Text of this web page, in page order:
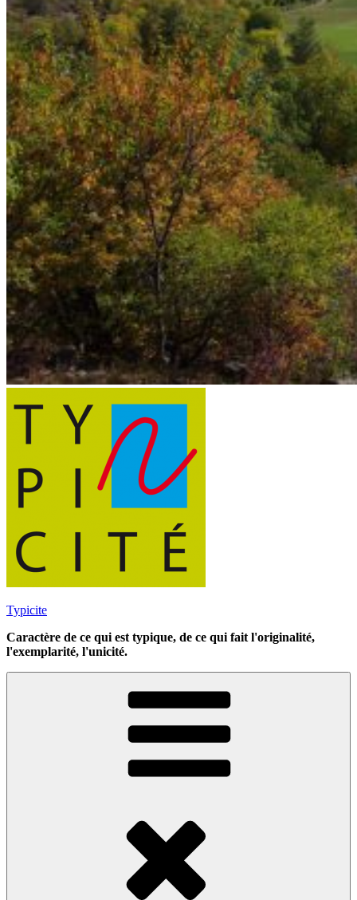
Typicite
Caractère de ce qui est typique, de ce qui fait l'originalité,
l'exemplarité, l'unicité.